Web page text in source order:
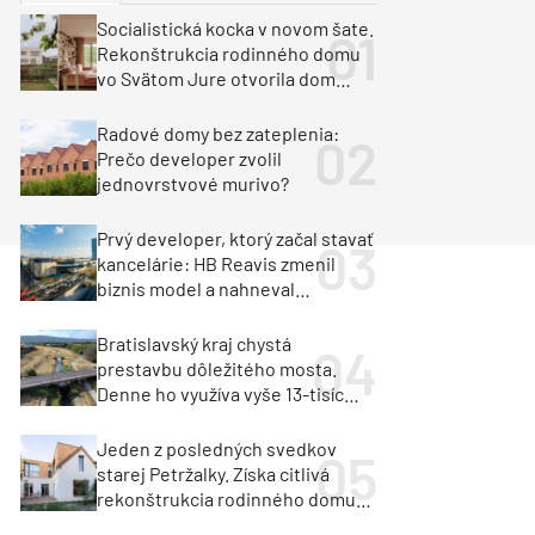
Klimatizácia a vetranie
Milan Murcka
Socialistická kocka v novom šate.
Rekonštrukcia rodinného domu
vo Svätom Jure otvorila dom
Radové domy bez zateplenia:
Prečo developer zvolil
jednovrstvové murivo?
Prvý developer, ktorý začal stavať
kancelárie: HB Reavis zmenil
biznis model a nahneval
Bratislavský kraj chystá
prestavbu dôležitého mosta.
Denne ho využíva vyše 13-tisíc
Jeden z posledných svedkov
starej Petržalky. Získa citlivá
rekonštrukcia rodinného domu